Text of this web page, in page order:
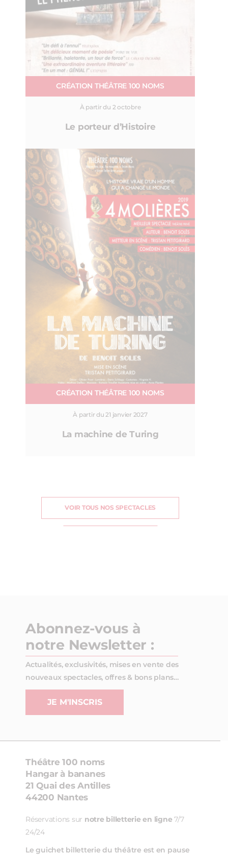
CRÉATION THÉÂTRE 100 NOMS
À partir du 2 octobre
Le porteur d’Histoire
CRÉATION THÉÂTRE 100 NOMS
À partir du 21 janvier 2027
La machine de Turing
VOIR TOUS NOS SPECTACLES
Abonnez-vous à
notre Newsletter :
Actualités, exclusivités, mises en vente des
nouveaux spectacles, offres & bons plans…
JE M'INSCRIS
Théâtre 100 noms
Hangar à bananes
21 Quai des Antilles
44200 Nantes
Réservations sur notre billetterie en ligne 7/7
24/24
Le guichet billetterie du théâtre est en pause